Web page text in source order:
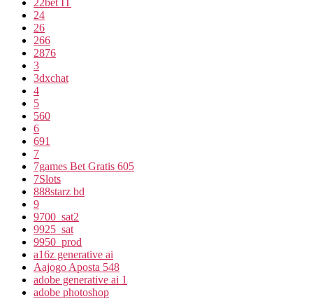
22bet IT
24
26
266
2876
3
3dxchat
4
5
560
6
691
7
7games Bet Gratis 605
7Slots
888starz bd
9
9700_sat2
9925_sat
9950_prod
a16z generative ai
Aajogo Aposta 548
adobe generative ai 1
adobe photoshop